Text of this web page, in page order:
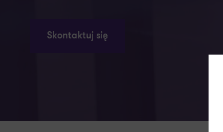
Skontaktuj się